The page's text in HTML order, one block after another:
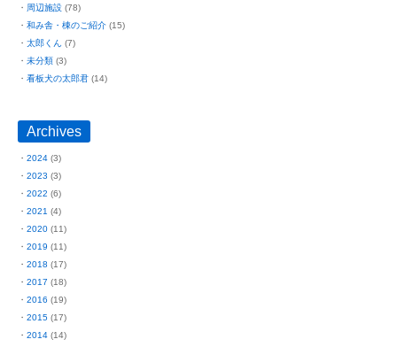
周辺施設 (78)
和み舎・棟のご紹介 (15)
太郎くん (7)
未分類 (3)
看板犬の太郎君 (14)
Archives
2024 (3)
2023 (3)
2022 (6)
2021 (4)
2020 (11)
2019 (11)
2018 (17)
2017 (18)
2016 (19)
2015 (17)
2014 (14)